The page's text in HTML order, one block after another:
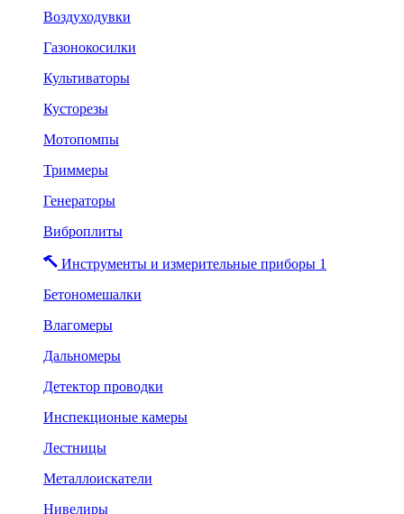
Воздуходувки
Газонокосилки
Культиваторы
Кусторезы
Мотопомпы
Триммеры
Генераторы
Виброплиты
Инструменты и измерительные приборы 1
Бетономешалки
Влагомеры
Дальномеры
Детектор проводки
Инспекционые камеры
Лестницы
Металлоискатели
Нивелиры